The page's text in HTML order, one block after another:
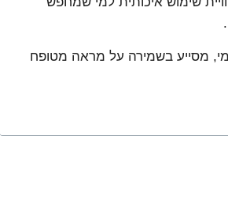
מסייע בשמירה על מראה מטופח